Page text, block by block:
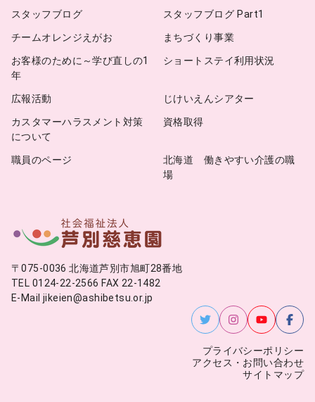
スタッフブログ
スタッフブログ Part1
チームオレンジえがお
まちづくり事業
お客様のために～学び直しの1
年
ショートステイ利用状況
広報活動
じけいえんシアター
カスタマーハラスメント対策
について
資格取得
職員のページ
北海道 働きやすい介護の職
場
〒075-0036 北海道芦別市旭町28番地
TEL 0124-22-2566 FAX 22-1482
E-Mail jikeien@ashibetsu.or.jp
プライバシーポリシー
アクセス・お問い合わせ
サイトマップ